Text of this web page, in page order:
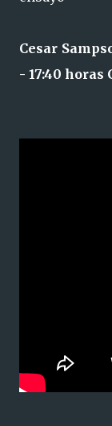
Cesar
- 17:40 horas